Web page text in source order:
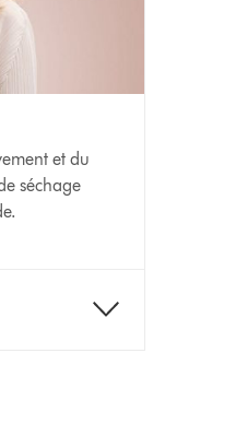
et du
séchage